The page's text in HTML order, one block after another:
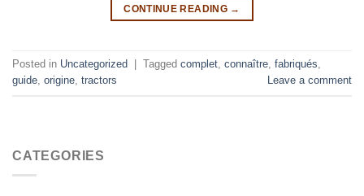
CONTINUE READING →
Posted in Uncategorized Tagged complet connaître fabriqués
guide origine tractors Leave a comment
CATEGORIES